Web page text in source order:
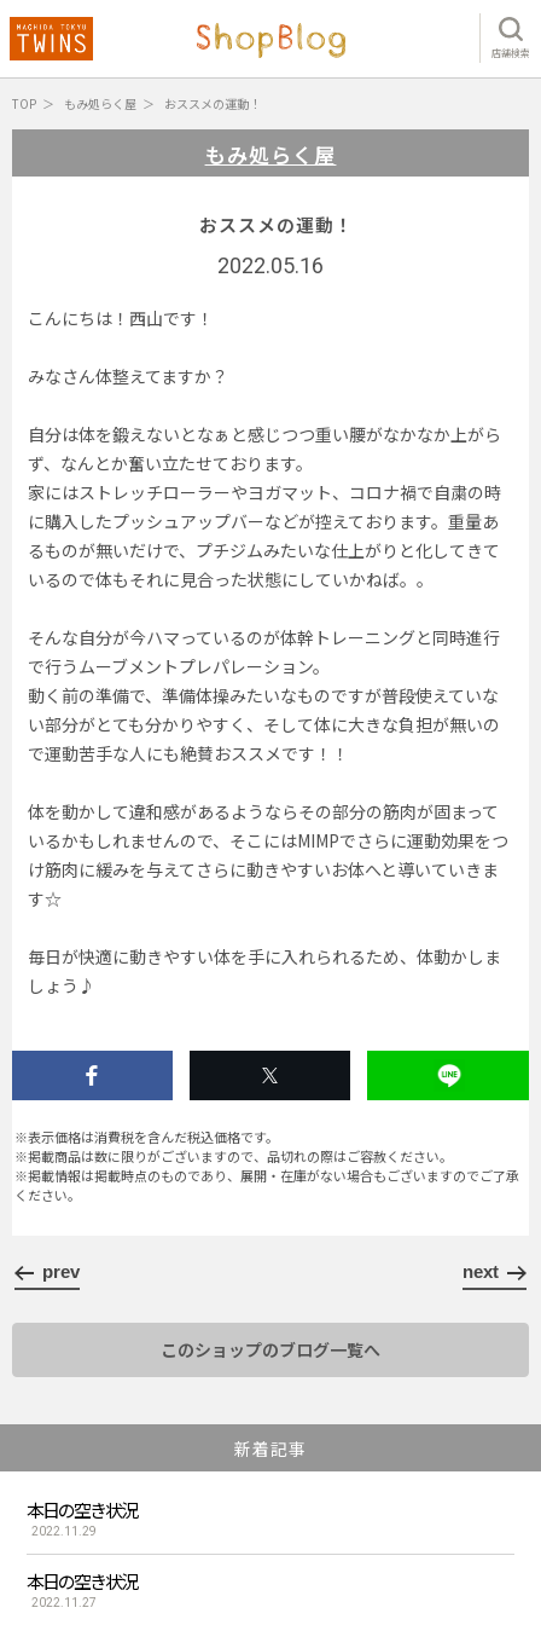
店舗検索
TOP もみ処らく屋 おススメの運動！
もみ処らく屋
おススメの運動！
2022.05.16
こんにちは！西山です！
みなさん体整えてますか？
自分は体を鍛えないとなぁと感じつつ重い腰がなかなか上がら
ず、なんとか奮い立たせております。
家にはストレッチローラーやヨガマット、コロナ禍で自粛の時
に購入したプッシュアップバーなどが控えております。重量あ
るものが無いだけで、プチジムみたいな仕上がりと化してきて
いるので体もそれに見合った状態にしていかねば。。
そんな自分が今ハマっているのが体幹トレーニングと同時進行
で行うムーブメントプレパレーション。
動く前の準備で、準備体操みたいなものですが普段使えていな
い部分がとても分かりやすく、そして体に大きな負担が無いの
で運動苦手な人にも絶賛おススメです！！
体を動かして違和感があるようならその部分の筋肉が固まって
いるかもしれませんので、そこにはMIMPでさらに運動効果をつ
け筋肉に緩みを与えてさらに動きやすいお体へと導いていきま
す☆
毎日が快適に動きやすい体を手に入れられるため、体動かしま
しょう♪
※表示価格は消費税を含んだ税込価格です。
※掲載商品は数に限りがございますので、品切れの際はご容赦ください。
※掲載情報は掲載時点のものであり、展開・在庫がない場合もございますのでご了承
ください。
prev next
このショップのブログ一覧へ
新着記事
本日の空き状況
2022.11.29
本日の空き状況
2022.11.27